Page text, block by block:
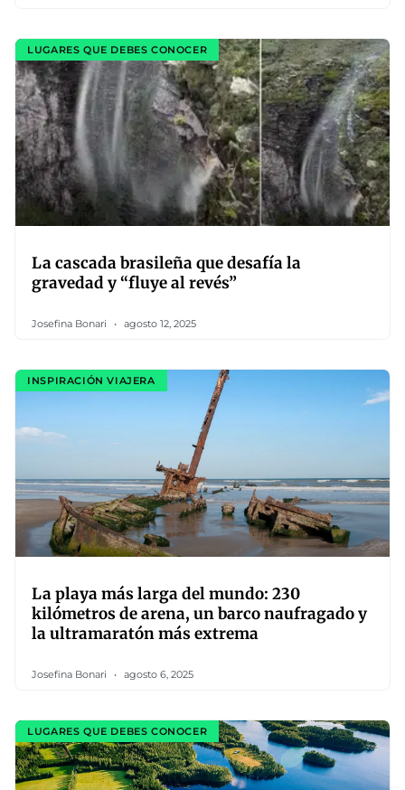
LUGARES QUE DEBES CONOCER
La cascada brasileña que desafía la
gravedad y “fluye al revés”
Josefina Bonari agosto 12, 2025
INSPIRACIÓN VIAJERA
La playa más larga del mundo: 230
kilómetros de arena, un barco naufragado y
la ultramaratón más extrema
Josefina Bonari agosto 6, 2025
LUGARES QUE DEBES CONOCER